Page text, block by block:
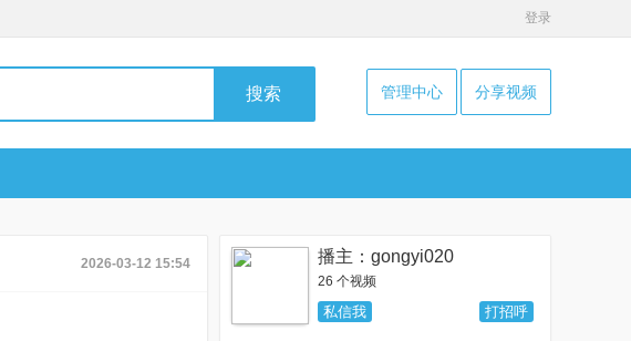
登录
搜索 管理中心 分享视频
2026-03-12 15:54 播主：gongyi020
26 个视频
私信我 打招呼